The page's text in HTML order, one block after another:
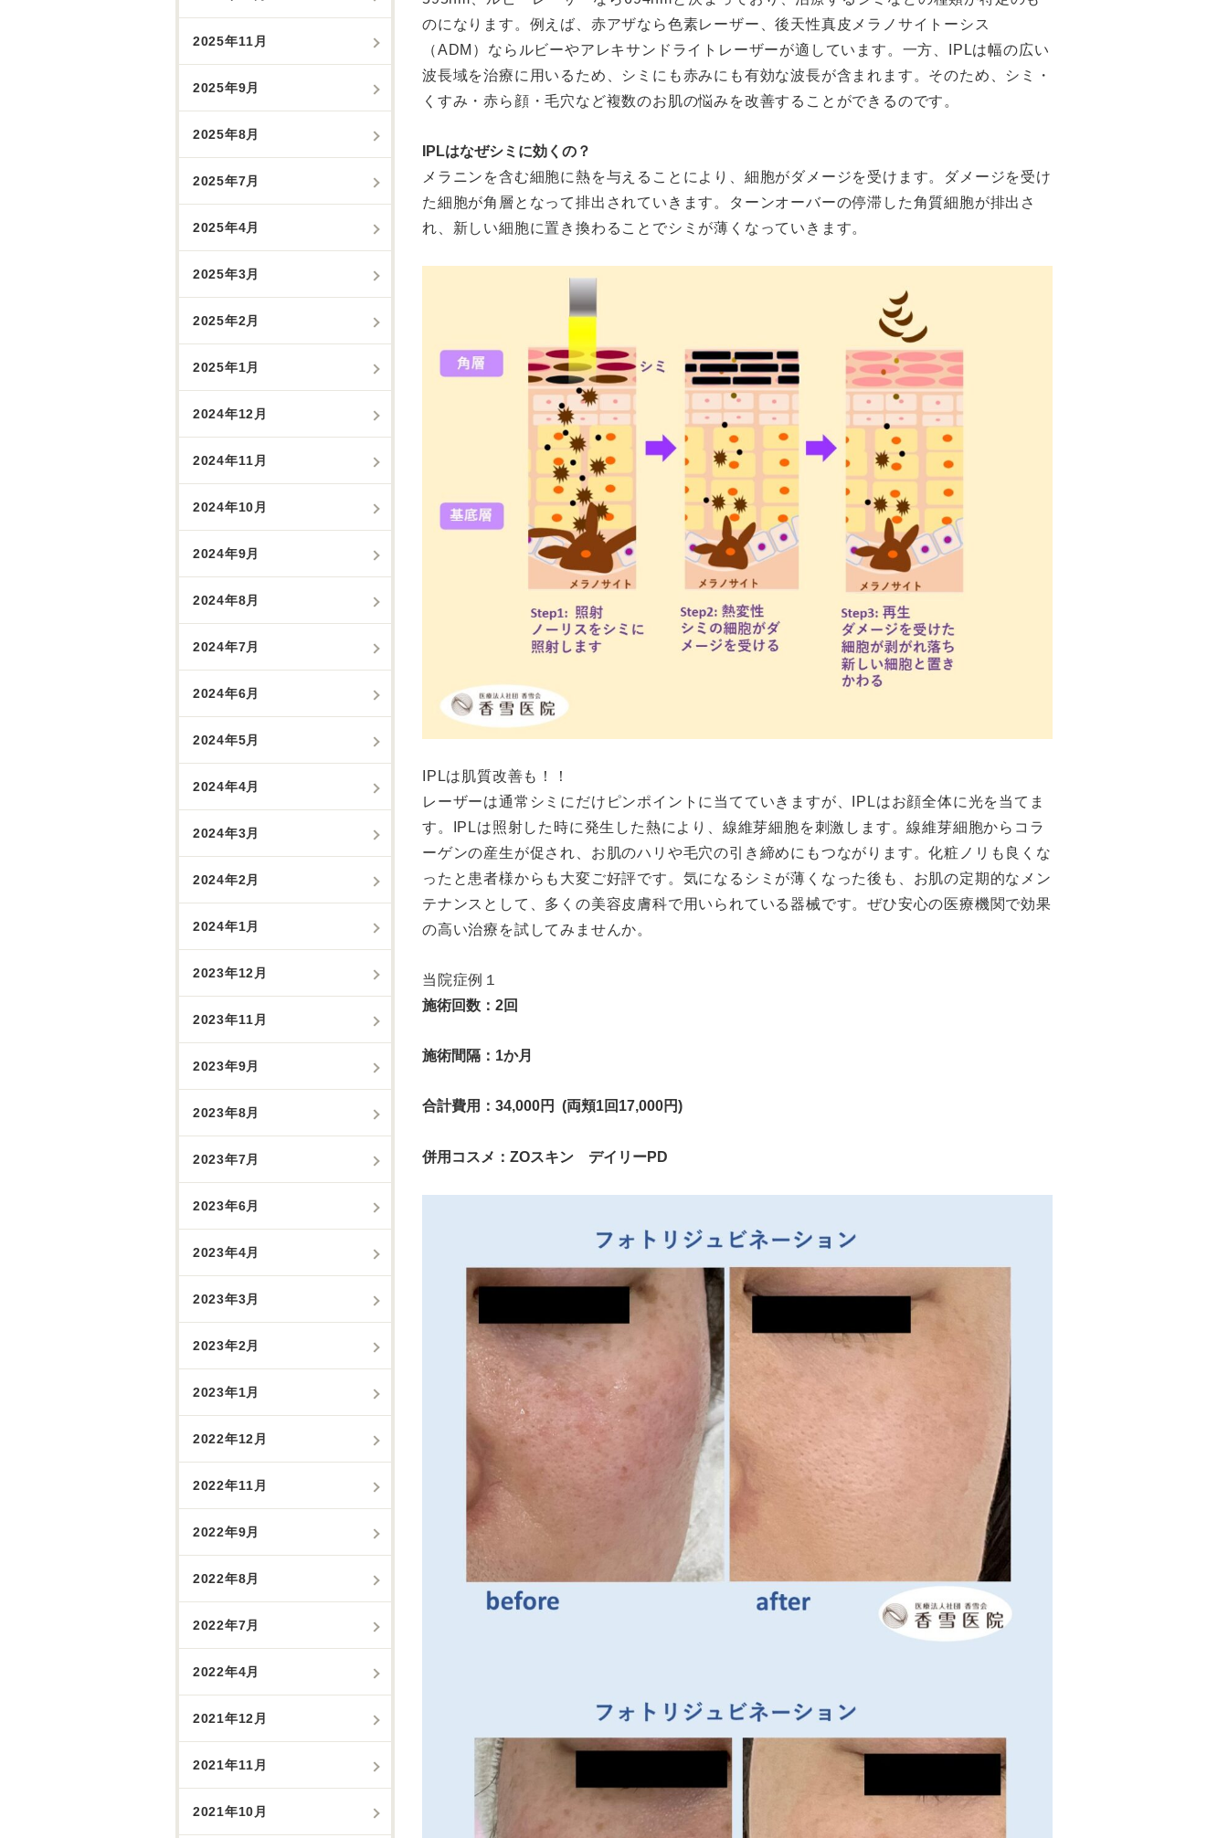
のになります。例えば、赤アザなら色素レーザー、後天性真皮メラノサイトーシス
（ADM）ならルビーやアレキサンドライトレーザーが適しています。一方、IPLは幅の広い
波長域を治療に用いるため、シミにも赤みにも有効な波長が含まれます。そのため、シミ・
くすみ・赤ら顔・毛穴など複数のお肌の悩みを改善することができるのです。
IPLはなぜシミに効くの？
メラニンを含む細胞に熱を与えることにより、細胞がダメージを受けます。ダメージを受け
た細胞が角層となって排出されていきます。ターンオーバーの停滞した角質細胞が排出さ
れ、新しい細胞に置き換わることでシミが薄くなっていきます。
IPLは肌質改善も！！
レーザーは通常シミにだけピンポイントに当てていきますが、IPLはお顔全体に光を当てま
す。IPLは照射した時に発生した熱により、線維芽細胞を刺激します。線維芽細胞からコラ
ーゲンの産生が促され、お肌のハリや毛穴の引き締めにもつながります。化粧ノリも良くな
ったと患者様からも大変ご好評です。気になるシミが薄くなった後も、お肌の定期的なメン
テナンスとして、多くの美容皮膚科で用いられている器械です。ぜひ安心の医療機関で効果
の高い治療を試してみませんか。
当院症例１
施術回数：2回
施術間隔：1か月
合計費用：34,000円 (両頬1回17,000円)
併用コスメ：ZOスキン デイリーPD
2025年11月
2025年9月
2025年8月
2025年7月
2025年4月
2025年3月
2025年2月
2025年1月
2024年12月
2024年11月
2024年10月
2024年9月
2024年8月
2024年7月
2024年6月
2024年5月
2024年4月
2024年3月
2024年2月
2024年1月
2023年12月
2023年11月
2023年9月
2023年8月
2023年7月
2023年6月
2023年4月
2023年3月
2023年2月
2023年1月
2022年12月
2022年11月
2022年9月
2022年8月
2022年7月
2022年4月
2021年12月
2021年11月
2021年10月